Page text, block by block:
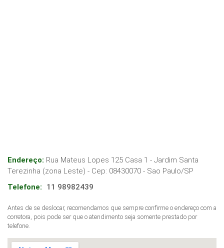
Endereço: Rua Mateus Lopes 125 Casa 1 - Jardim Santa
Terezinha (zona Leste) - Cep: 08430070 - Sao Paulo/SP
Telefone:
11 98982439
Antes de se deslocar, recomendamos que sempre confirme o endereço com a
corretora, pois pode ser que o atendimento seja somente prestado por
telefone.